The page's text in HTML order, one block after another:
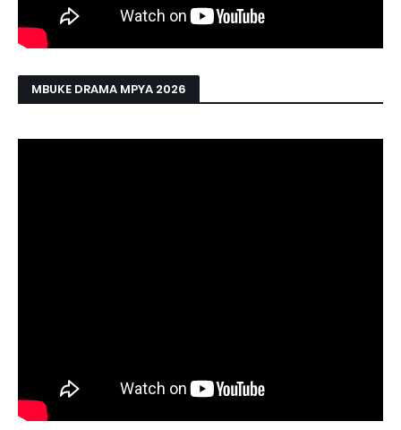
MBUKE DRAMA MPYA 2026